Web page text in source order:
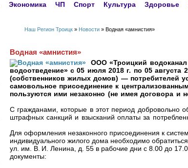
Экономика ЧП Спорт Культура Здоровье
Наш Регион Троицк» Новости» Водная «амнистия»
Водная «амнистия»
ООО «Троицкий
водоотведение» с 05 июля 2018 г. по 05
(собственников жилых домов) — потребителей
самовольное присоединение к
пользуются ими незаконно (не имея договора и
С гражданами, которые в этот период добровольно
штрафных санкций и взысканий оплаты за
Для оформления незаконного присоединения к
индивидуального жилого дома необходимо
ул. им. В. И. Ленина, д. 55 в рабочие дни с 8.00 до
документы: